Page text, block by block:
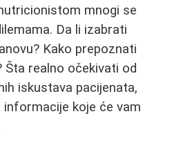
mnogi se
Da li izabrati
Kako prepoznati
realno očekivati od
iskustava pacijenata,
informacije koje će vam